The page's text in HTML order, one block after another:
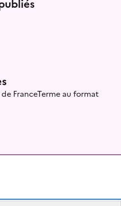
FranceTerme au format